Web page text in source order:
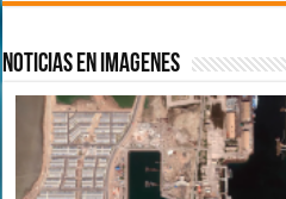
Noticias en imagenes